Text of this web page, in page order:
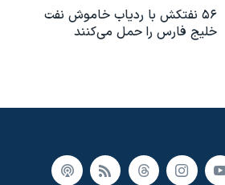
۵۶ نفتکش با ردیاب خاموش نفت
خلیج فارس را حمل می‌کنند